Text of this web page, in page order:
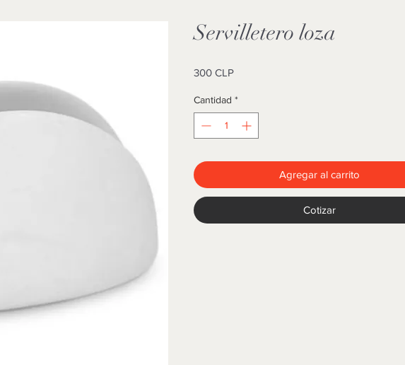
Servilletero loza
300 CLPPrecio
Cantidad *
Agregar al carrito
Cotizar